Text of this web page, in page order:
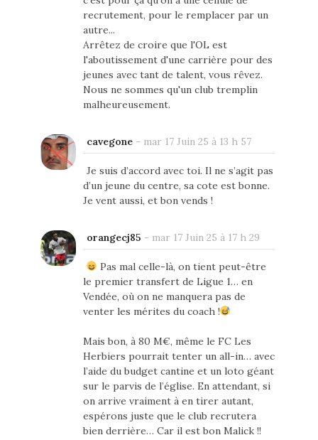
recrutement, pour le remplacer par un
autre...
Arrêtez de croire que l'OL est
l'aboutissement d'une carrière pour des
jeunes avec tant de talent, vous rêvez.
Nous ne sommes qu'un club tremplin
malheureusement.
cavegone- mar 17 Juin 25 à 13 h 57
Je suis d’accord avec toi. Il ne s’agit pas
d’un jeune du centre, sa cote est bonne.
Je vent aussi, et bon vends !
orangecj85 - mar 17 Juin 25 à 17 h 29
Pas mal celle-là, on tient peut-être
le premier transfert de Ligue 1… en
Vendée, où on ne manquera pas de
venter les mérites du coach !
Mais bon, à 80 M€, même le FC Les
Herbiers pourrait tenter un all-in… avec
l’aide du budget cantine et un loto géant
sur le parvis de l’église. En attendant, si
on arrive vraiment à en tirer autant,
espérons juste que le club recrutera
bien derrière… Car il est bon Malick !!